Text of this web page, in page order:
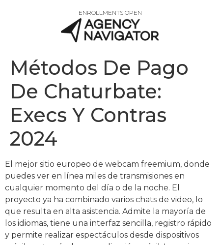
ENROLLMENTS OPEN
Métodos De Pago
De Chaturbate:
Execs Y Contras
2024
El mejor sitio europeo de webcam freemium, donde
puedes ver en línea miles de transmisiones en
cualquier momento del día o de la noche. El
proyecto ya ha combinado varios chats de video, lo
que resulta en alta asistencia. Admite la mayoría de
los idiomas, tiene una interfaz sencilla, registro rápido
y permite realizar espectáculos desde dispositivos